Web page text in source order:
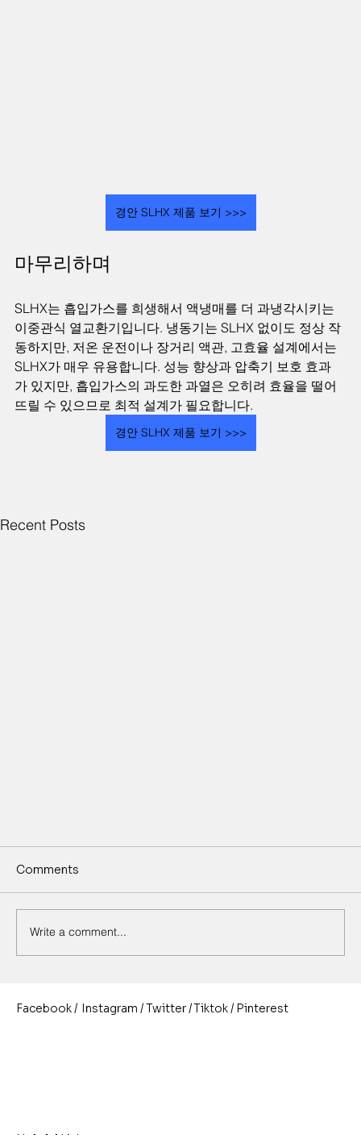
경안 SLHX 제품 보기 >>>
마무리하며
SLHX는 흡입가스를 희생해서 액냉매를 더 과냉각시키는
이중관식 열교환기입니다. 냉동기는 SLHX 없이도 정상 작
동하지만, 저온 운전이나 장거리 액관, 고효율 설계에서는
SLHX가 매우 유용합니다. 성능 향상과 압축기 보호 효과
가 있지만, 흡입가스의 과도한 과열은 오히려 효율을 떨어
뜨릴 수 있으므로 최적 설계가 필요합니다.
경안 SLHX 제품 보기 >>>
Recent Posts
Comments
Write a comment...
Facebook/ Instagram /
Twitter
/ Tiktok
/ Pinterest